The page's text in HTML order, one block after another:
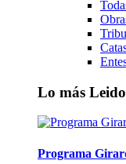
Lo más Leido
Programa